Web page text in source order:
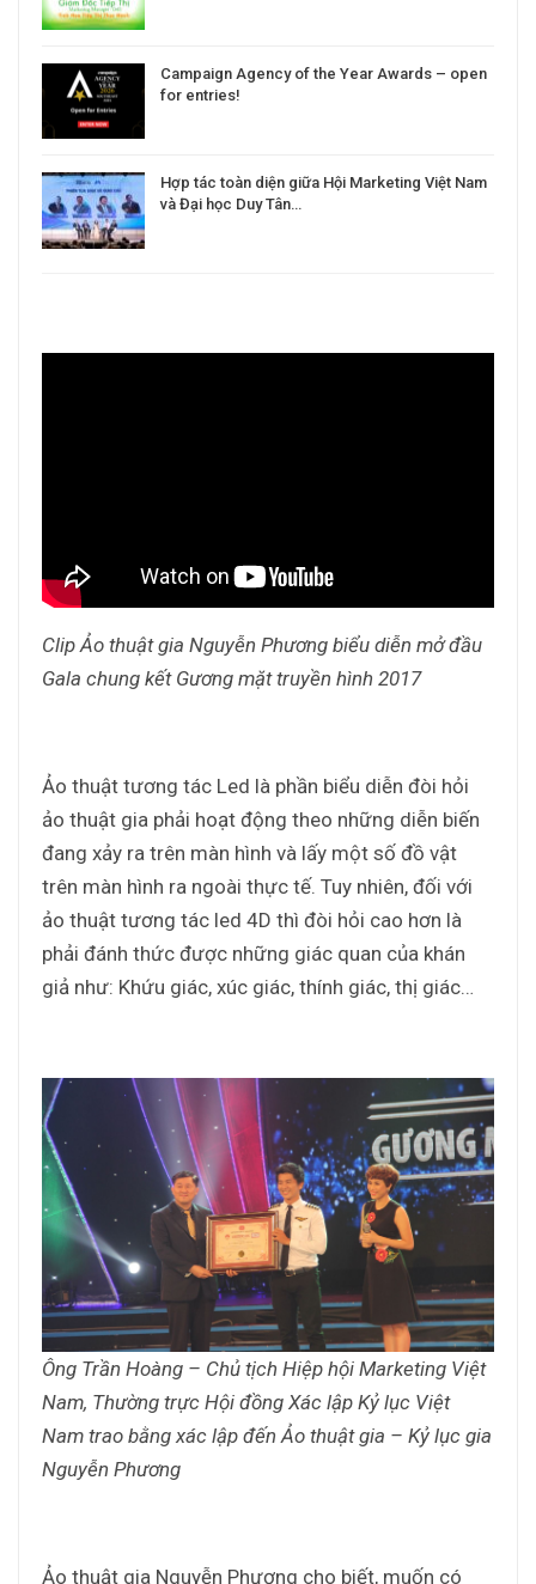
Campaign Agency of the Year Awards – open
for entries!
Hợp tác toàn diện giữa Hội Marketing Việt Nam
và Đại học Duy Tân…
Clip Ảo thuật gia Nguyễn Phương biểu diễn mở đầu
Gala chung kết Gương mặt truyền hình 2017
Ảo thuật tương tác Led là phần biểu diễn đòi hỏi
ảo thuật gia phải hoạt động theo những diễn biến
đang xảy ra trên màn hình và lấy một số đồ vật
trên màn hình ra ngoài thực tế. Tuy nhiên, đối với
ảo thuật tương tác led 4D thì đòi hỏi cao hơn là
phải đánh thức được những giác quan của khán
giả như: Khứu giác, xúc giác, thính giác, thị giác…
Ông Trần Hoàng – Chủ tịch Hiệp hội Marketing Việt
Nam, Thường trực Hội đồng Xác lập Kỷ lục Việt
Nam trao bằng xác lập đến Ảo thuật gia – Kỷ lục gia
Nguyễn Phương
Ảo thuật gia Nguyễn Phương cho biết, muốn có